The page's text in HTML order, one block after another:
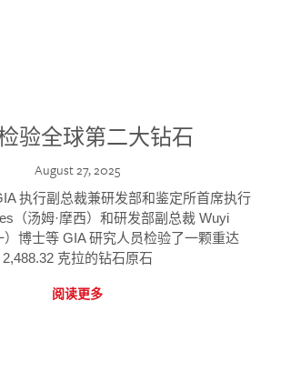
验全球第二大钻石
August 27, 2025
执行副总裁兼研发部和鉴定所首席执行
（汤姆·摩西）和研发部副总裁 Wuyi
）博士等 GIA 研究人员检验了一颗重达
2,488.32 克拉的钻石原石
阅读更多